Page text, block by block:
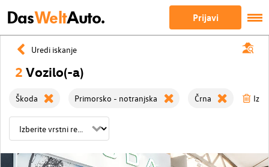
DasWeltAuto. Prijavi
Uredi iskanje
2 Vozilo(-a)
Škoda Primorsko - notranjska Črna